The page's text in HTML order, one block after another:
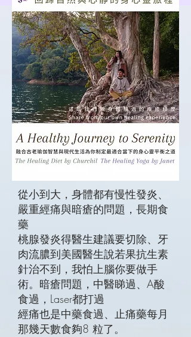
從小到大，身體都有慢性發炎、
嚴重經痛與暗瘡的問題，長期食
藥
桃腺發炎得醫生建議要切除、牙
肉流膿到美國醫生說若果抗生素
針治不到，我怕上腦你要做手
術。暗瘡問題，中醫睇過、A酸
食過，Laser都打過
經痛也是中藥食過、止痛藥每月
那幾天數食夠8 粒了。